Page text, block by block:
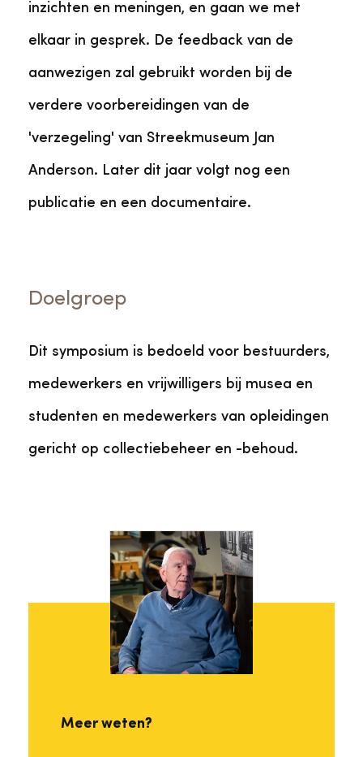
inzichten en meningen, en gaan we met
elkaar in gesprek. De feedback van de
aanwezigen zal gebruikt worden bij de
verdere voorbereidingen van de
'verzegeling' van Streekmuseum Jan
Anderson. Later dit jaar volgt nog een
publicatie en een documentaire.
Doelgroep
Dit symposium is bedoeld voor bestuurders,
medewerkers en vrijwilligers bij musea en
studenten en medewerkers van opleidingen
gericht op collectiebeheer en -behoud.
Meer weten?